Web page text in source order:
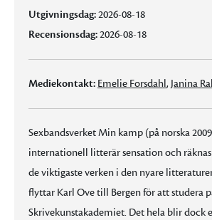
Utgivningsdag:2026-08-18
Recensionsdag:2026-08-18
Mediekontakt: Emelie Forsdahl, Janina
Sexbandsverket Min kamp (på norska
internationell litterär sensation och
de viktigaste verken i den nyare
flyttar Karl Ove till Bergen för att studera
Skrivekunstakademiet. Det hela blir dock